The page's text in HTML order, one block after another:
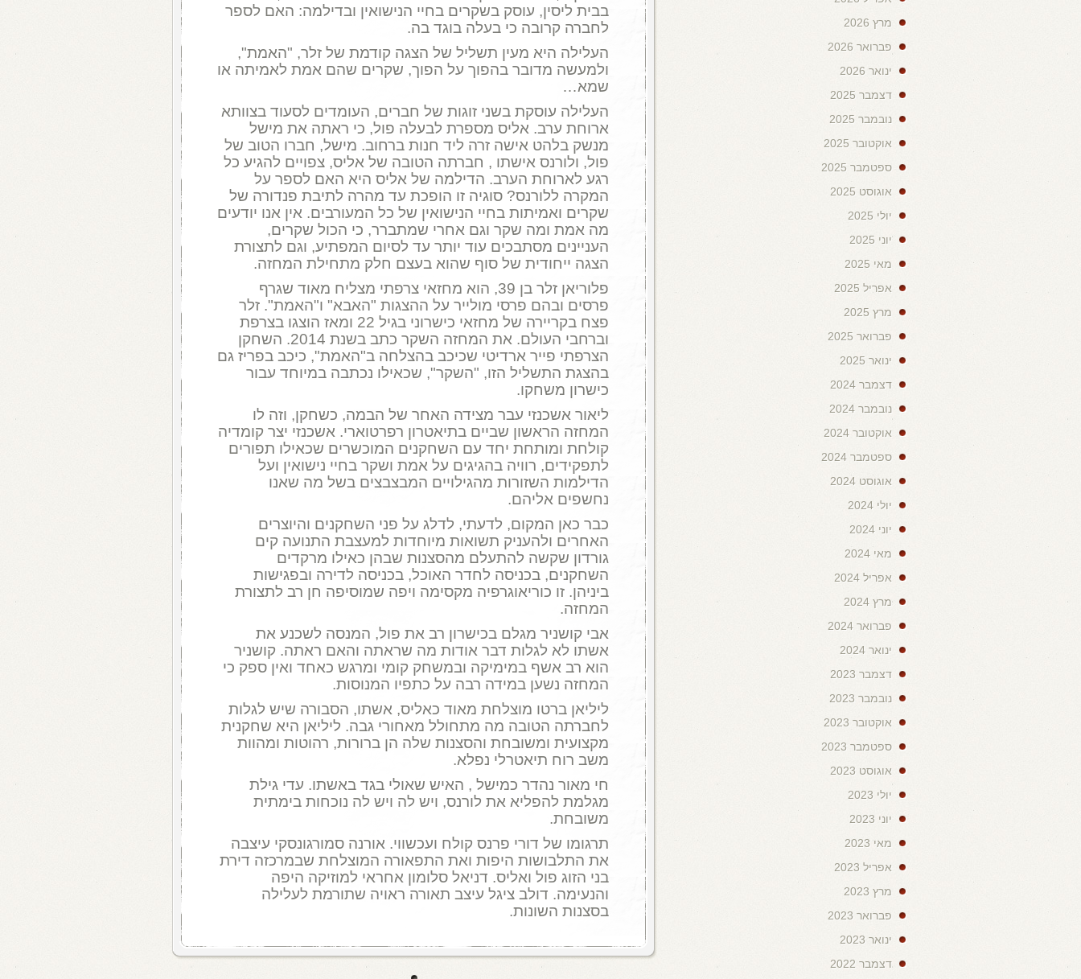
בבית ליסין, עוסק בשקרים בחיי הנישואין ובדילמה: האם לספר
לחברה קרובה כי בעלה בוגד בה.
העלילה היא מעין תשליל של הצגה קודמת של זלר, "האמת",
ולמעשה מדובר בהפוך על הפוך, שקרים שהם אמת לאמיתה או
שמא…
העלילה עוסקת בשני זוגות של חברים, העומדים לסעוד בצוותא
ארוחת ערב. אליס מספרת לבעלה פול, כי ראתה את מישל
מנשק בלהט אישה זרה ליד חנות ברחוב. מישל, חברו הטוב של
פול, ולורנס אישתו , חברתה הטובה של אליס, צפויים להגיע כל
רגע לארוחת הערב. הדילמה של אליס היא האם לספר על
המקרה ללורנס? סוגיה זו הופכת עד מהרה לתיבת פנדורה של
שקרים ואמיתות בחיי הנישואין של כל המעורבים. אין אנו יודעים
מה אמת ומה שקר וגם אחרי שמתברר, כי הכול שקרים,
העניינים מסתבכים עוד יותר עד לסיום המפתיע, וגם לתצורת
הצגה ייחודית של סוף שהוא בעצם חלק מתחילת המחזה.
פלוריאן זלר בן 39, הוא מחזאי צרפתי מצליח מאוד שגרף
פרסים ובהם פרסי מולייר על ההצגות "האבא" ו"האמת". זלר
פצח בקריירה של מחזאי כישרוני בגיל 22 ומאז הוצגו בצרפת
וברחבי העולם. את המחזה השקר כתב בשנת 2014. השחקן
הצרפתי פייר ארדיטי שכיכב בהצלחה ב"האמת", כיכב בפריז גם
בהצגת התשליל הזו, "השקר", שכאילו נכתבה במיוחד עבור
כישרון משחקו.
ליאור אשכנזי עבר מצידה האחר של הבמה, כשחקן, וזה לו
המחזה הראשון שביים בתיאטרון רפרטוארי. אשכנזי יצר קומדיה
קולחת ומותחת יחד עם השחקנים המוכשרים שכאילו תפורים
לתפקידים, רוויה בהגיגים על אמת ושקר בחיי נישואין ועל
הדילמות השזורות מהגילויים המבצבצים בשל מה שאנו
נחשפים אליהם.
כבר כאן המקום, לדעתי, לדלג על פני השחקנים והיוצרים
האחרים ולהעניק תשואות מיוחדות למעצבת התנועה קים
גורדון שקשה להתעלם מהסצנות שבהן כאילו מרקדים
השחקנים, בכניסה לחדר האוכל, בכניסה לדירה ובפגישות
ביניהן. זו כוריאוגרפיה מקסימה ויפה שמוסיפה חן רב לתצורת
המחזה.
אבי קושניר מגלם בכישרון רב את פול, המנסה לשכנע את
אשתו לא לגלות דבר אודות מה שראתה והאם ראתה. קושניר
הוא רב אשף במימיקה ובמשחק קומי ומרגש כאחד ואין ספק כי
המחזה נשען במידה רבה על כתפיו המנוסות.
ליליאן ברטו מוצלחת מאוד כאליס, אשתו, הסבורה שיש לגלות
לחברתה הטובה מה מתחולל מאחורי גבה. ליליאן היא שחקנית
מקצועית ומשובחת והסצנות שלה הן ברורות, רהוטות ומהוות
משב רוח תיאטרלי נפלא.
חי מאור נהדר כמישל , האיש שאולי בגד באשתו. עדי גילת
מגלמת להפליא את לורנס, ויש לה ויש לה נוכחות בימתית
משובחת.
תרגומו של דורי פרנס קולח ועכשווי. אורנה סמורגונסקי עיצבה
את התלבושות היפות ואת התפאורה המוצלחת שבמרכזה דירת
בני הזוג פול ואליס. דניאל סלומון אחראי למוזיקה היפה
והנעימה. דולב ציגל עיצב תאורה ראויה שתורמת לעלילה
בסצנות השונות.
מרץ 2026
פברואר 2026
ינואר 2026
דצמבר 2025
נובמבר 2025
אוקטובר 2025
ספטמבר 2025
אוגוסט 2025
יולי 2025
יוני 2025
מאי 2025
אפריל 2025
מרץ 2025
פברואר 2025
ינואר 2025
דצמבר 2024
נובמבר 2024
אוקטובר 2024
ספטמבר 2024
אוגוסט 2024
יולי 2024
יוני 2024
מאי 2024
אפריל 2024
מרץ 2024
פברואר 2024
ינואר 2024
דצמבר 2023
נובמבר 2023
אוקטובר 2023
ספטמבר 2023
אוגוסט 2023
יולי 2023
יוני 2023
מאי 2023
אפריל 2023
מרץ 2023
פברואר 2023
ינואר 2023
דצמבר 2022